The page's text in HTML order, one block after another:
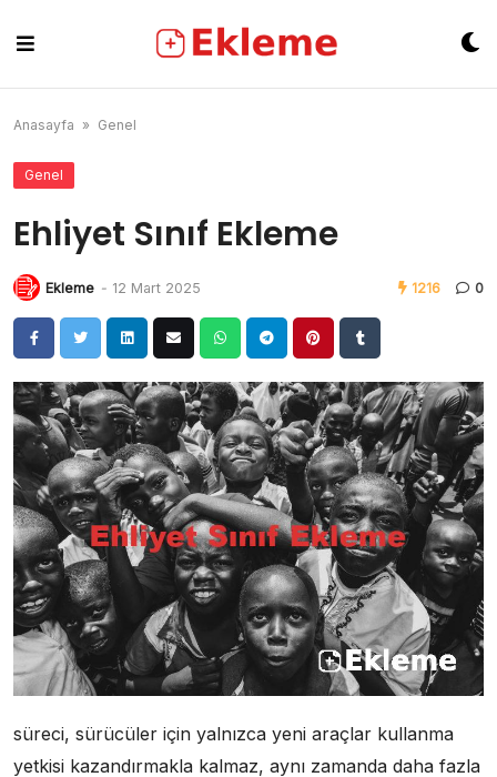
content
Anasayfa » Genel
Genel
Ehliyet Sınıf Ekleme
Ekleme - 12 Mart 2025 1216 0
süreci, sürücüler için yalnızca yeni araçlar kullanma
yetkisi kazandırmakla kalmaz, aynı zamanda daha fazla